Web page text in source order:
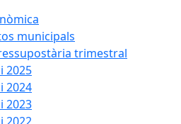
municipals
trimestral
2025
2024
2023